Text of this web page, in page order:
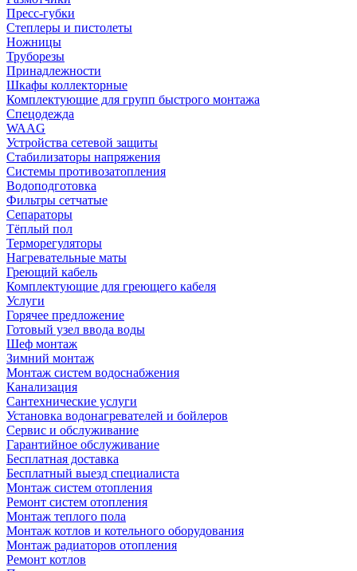
Пресс-губки
Степлеры и пистолеты
Ножницы
Труборезы
Принадлежности
Шкафы коллекторные
Комплектующие для групп быстрого монтажа
Спецодежда
WAAG
Устройства сетевой защиты
Стабилизаторы напряжения
Системы противозатопления
Водоподготовка
Фильтры сетчатые
Сепараторы
Тёплый пол
Терморегуляторы
Нагревательные маты
Греющий кабель
Комплектующие для греющего кабеля
Услуги
Горячее предложение
Готовый узел ввода воды
Шеф монтаж
Зимний монтаж
Монтаж систем водоснабжения
Канализация
Сантехнические услуги
Установка водонагревателей и бойлеров
Сервис и обслуживание
Гарантийное обслуживание
Бесплатная доставка
Бесплатный выезд специалиста
Монтаж систем отопления
Ремонт систем отопления
Монтаж теплого пола
Монтаж котлов и котельного оборудования
Монтаж радиаторов отопления
Ремонт котлов